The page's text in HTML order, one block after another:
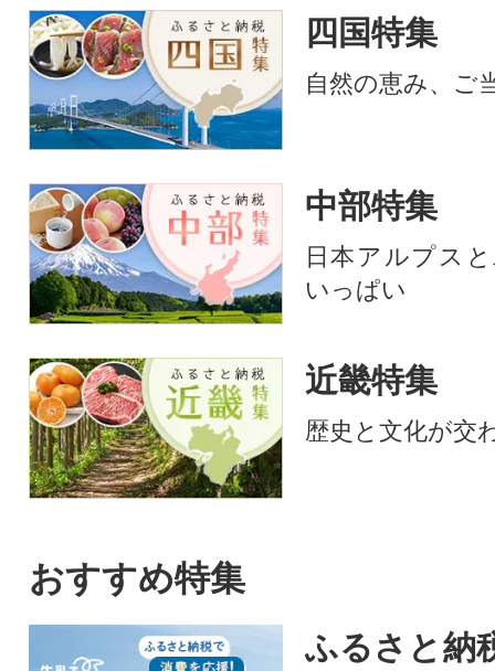
四国特集
自然の恵み、ご
中部特集
日本アルプス
いっぱい
近畿特集
歴史と文化が交
おすすめ特集
ふるさと納